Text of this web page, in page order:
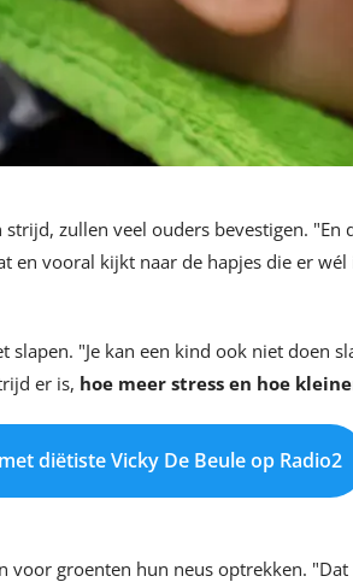
zullen veel ouders bevestigen. "En
en vooral kijkt naar de hapjes die er
slapen. "Je kan een kind ook niet doen
er is, hoe meer stress en hoe
diëtiste Vicky De Beule op Radio2
voor groenten hun neus optrekken.